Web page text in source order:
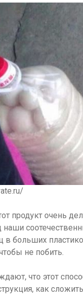
продукт очень
наши
в больших
не побить.
что этот
как